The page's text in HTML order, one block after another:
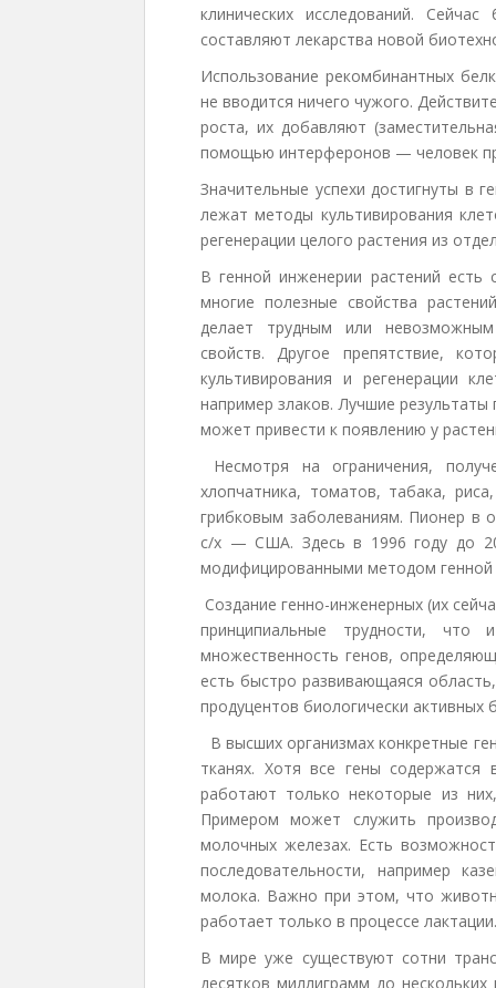
клинических исследований.
составляют лекарства новой
Использование рекомбинантных
не вводится ничего чужого.
роста, их добавляют
помощью интерферонов — человек
Значительные успехи достигнуты в
лежат методы культивирования
регенерации целого растения из
В генной инженерии растений
многие полезные свойства
делает трудным или невозможным
свойств. Другое препятствие,
культивирования и регенерации
например злаков. Лучшие
может привести к появлению у
Несмотря на ограничения,
хлопчатника, томатов, табака,
грибковым заболеваниям. Пионер в
с/х — США. Здесь в 1996 году до
модифицированными методом генной
Создание генно-инженерных (их
принципиальные трудности, что
множественность генов,
есть быстро развивающаяся
продуцентов биологически активных
В высших организмах конкретные
тканях. Хотя все гены содержатся
работают только некоторые из
Примером может служить
молочных железах. Есть
последовательности, например
молока. Важно при этом, что
работает только в процессе лактации.
В мире уже существуют сотни
десятков миллиграмм до